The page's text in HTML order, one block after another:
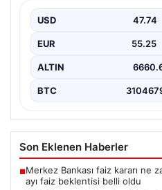
merak ettiği konulardan biri
USD 47.74
EUR 55.25
ALTIN
BTC
Son Eklenen Haberler
■Merkez Bankası faiz kararı ne
ayı faiz beklentisi belli oldu